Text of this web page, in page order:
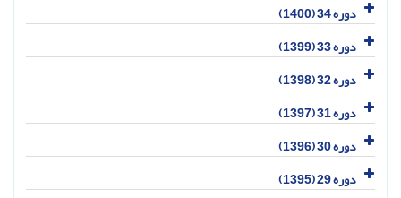
دوره 34 (1400)
دوره 33 (1399)
دوره 32 (1398)
دوره 31 (1397)
دوره 30 (1396)
دوره 29 (1395)